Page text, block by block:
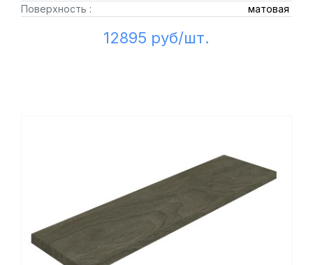
Поверхность :
матовая
12895 руб/шт.